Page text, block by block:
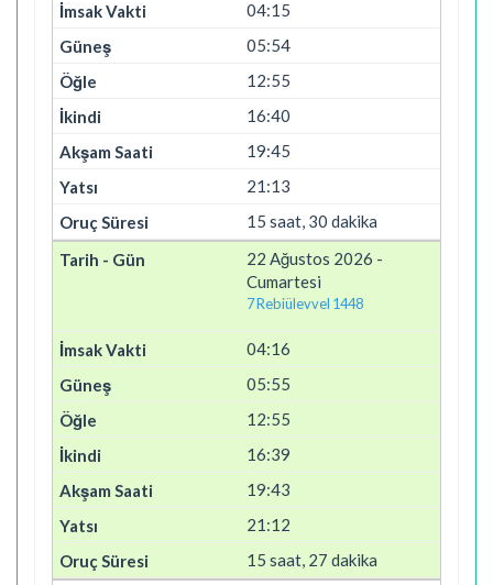
04:15
05:54
12:55
16:40
19:45
21:13
15 saat, 30 dakika
22 Ağustos 2026 -
Cumartesi
7 Rebiülevvel 1448
04:16
05:55
12:55
16:39
19:43
21:12
15 saat, 27 dakika